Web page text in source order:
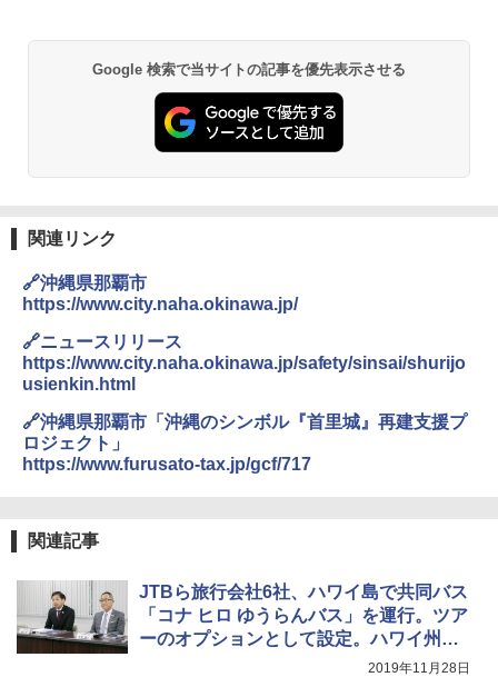
A09 地球の歩き方 イタリア 2026～2027 地
球の歩き方A ヨーロッパ
￥2,479
A26 地球の歩き方 チェコ ポーランド スロヴ
ァキア 2026～2027 地球の歩き方A ヨーロッ
￥2,277
￥6,831
PYKES PEAK (パイクスピーク) 着替えテン
ト プライバシー テント 【中が透けない】 1
人用 折りたたみ 防災グッズ 災害用トイレ ビ
易 トイレテント (ブラック)
テント ワンタッチ RENEW 幅200 2-3人用 43
￥5,999
[キャンパーズコレクション 山善] 傘みたいに
ーティング フルクローズ メッシュ 3-4人用
[キャンパーズコレクション 山善] 傘みたいに
広げるだけ パッとサッとテント キューブ ブ
ラックコーティング フルクローズ メッシュ 3
人用 簡単設置 ポップアップテント PATC-15
GRANDOOR ステンレス保冷剤 2個セット 2
コンパクト 保冷力長持ち
￥2,980
￥6,459
熊撃退スプレー 熊よけスプレー 熊スプレー
秒）射程5～10m 安全ロック搭載 携帯収納袋
関の購入実績 登山・キャンプ・アウトドア・
ポインターライト 強力 小型 緑色/赤色/青紫色
USB充電式 高精度 超長距離照射 長時間使用
可能 安全ロック付き 高安全性 金属製耐久 コ
ンパクト多機能設計 持ち運び便利 アウトド
Google 検索で当サイトの記事を優先表示させる
関連リンク
🔗沖縄県那覇市
https://www.city.naha.okinawa.jp/
🔗ニュースリリース
https://www.city.naha.okinawa.jp/safety/sinsai/shurijo
usienkin.html
🔗沖縄県那覇市「沖縄のシンボル『首里城』再建支援プ
ロジェクト」
https://www.furusato-tax.jp/gcf/717
関連記事
JTBら旅行会社6社、ハワイ島で共同バス
「コナ ヒロ ゆうらんバス」を運行。ツア
ーのオプションとして設定。ハワイ州観
2019年11月28日